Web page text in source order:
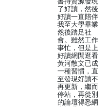
了好讀，然後
好讀一直陪伴
我至大學畢業
然後踏足社
會。雖然工作
事忙，但是上
好讀網閒逛看
黃河散文已成
一種習慣，直
至發現好讀不
再更新，繼而
停站，再從別
的論壇得悉網